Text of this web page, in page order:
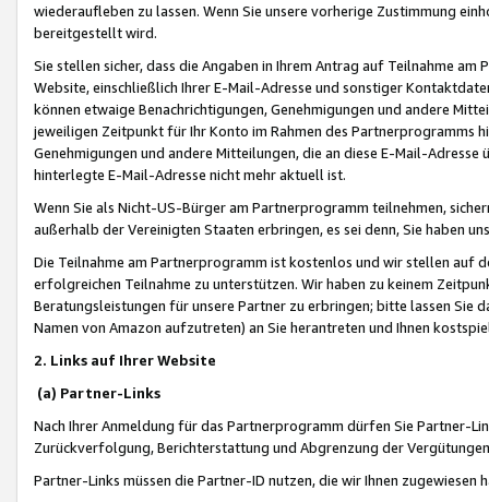
wiederaufleben zu lassen. Wenn Sie unsere vorherige Zustimmung
bereitgestellt wird.
Sie stellen sicher, dass die Angaben in Ihrem Antrag auf Teilnahme
Website, einschließlich Ihrer E-Mail-Adresse und sonstiger
können etwaige Benachrichtigungen, Genehmigungen und andere
jeweiligen Zeitpunkt für Ihr Konto im Rahmen des Partnerprogramms
Genehmigungen und andere Mitteilungen, die an diese E-Mail-
hinterlegte E-Mail-Adresse nicht mehr aktuell ist.
Wenn Sie als Nicht-US-Bürger am Partnerprogramm teilnehmen,
außerhalb der Vereinigten Staaten erbringen, es sei denn, Sie haben
Die Teilnahme am Partnerprogramm ist kostenlos und wir stellen auf
erfolgreichen Teilnahme zu unterstützen. Wir haben zu keinem
Beratungsleistungen für unsere Partner zu erbringen; bitte lassen Sie
Namen von Amazon aufzutreten) an Sie herantreten und Ihnen
2. Links auf Ihrer Website
(a) Partner-Links
Nach Ihrer Anmeldung für das Partnerprogramm dürfen Sie Partner-
Zurückverfolgung, Berichterstattung und Abgrenzung der
Partner-Links müssen die Partner-ID nutzen, die wir Ihnen zugewiesen